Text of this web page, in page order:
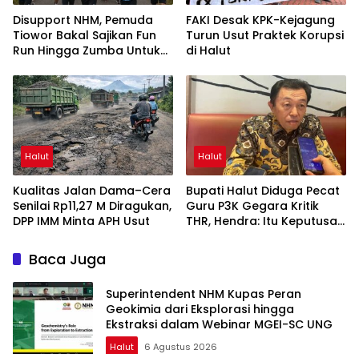
Disupport NHM, Pemuda
Tiowor Bakal Sajikan Fun
Run Hingga Zumba Untuk
FAKI Desak KPK-Kejagung
Turun Usut Praktek Korupsi
di Halut
Halut
Kualitas Jalan Dama–Cera
Senilai Rp11,27 M Diragukan,
DPP IMM Minta APH Usut
Halut
Bupati Halut Diduga Pecat
Guru P3K Gegara Kritik
THR, Hendra: Itu Keputusan
Baca Juga
Superintendent NHM Kupas Peran
Geokimia dari Eksplorasi hingga
Ekstraksi dalam Webinar MGEI-SC UNG
Halut 6 Agustus 2026